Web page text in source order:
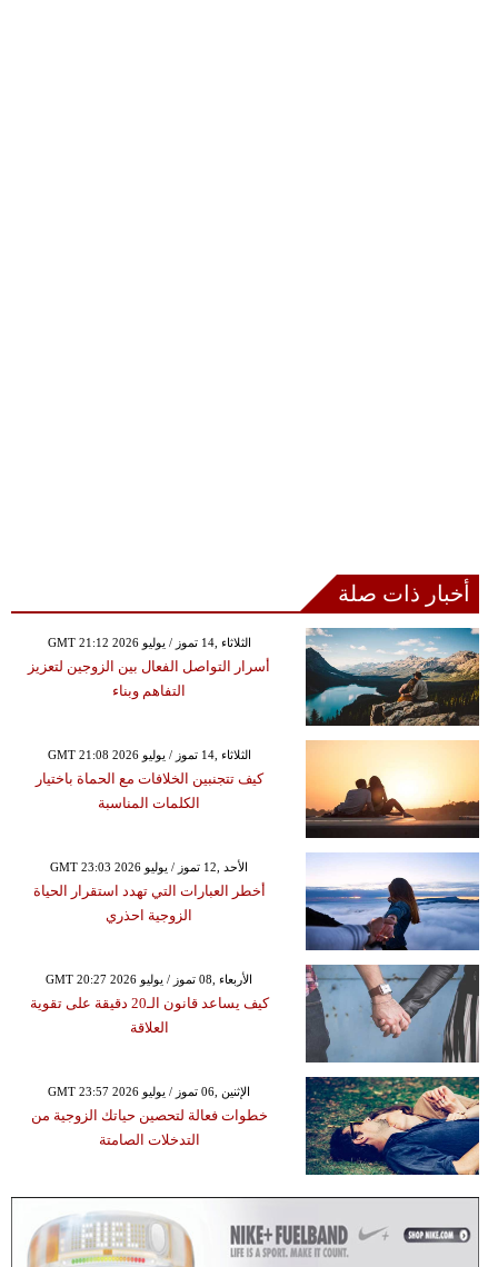
أخبار ذات صلة
GMT 21:12 2026 الثلاثاء ,14 تموز / يوليو
أسرار التواصل الفعال بين الزوجين لتعزيز
التفاهم وبناء
GMT 21:08 2026 الثلاثاء ,14 تموز / يوليو
كيف تتجنبين الخلافات مع الحماة باختيار
الكلمات المناسبة
GMT 23:03 2026 الأحد ,12 تموز / يوليو
أخطر العبارات التي تهدد استقرار الحياة
الزوجية احذري
GMT 20:27 2026 الأربعاء ,08 تموز / يوليو
كيف يساعد قانون الـ20 دقيقة على تقوية
العلاقة
GMT 23:57 2026 الإثنين ,06 تموز / يوليو
خطوات فعالة لتحصين حياتك الزوجية من
التدخلات الصامتة